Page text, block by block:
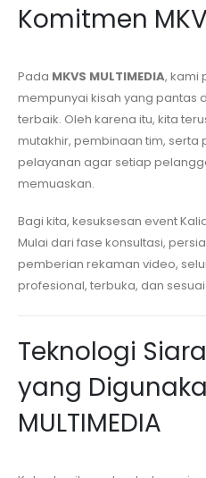
Komitmen
Pada MKVS MULTIMEDIA, kami
mempunyai kisah yang pantas
terbaik. Oleh karena itu, kita
mutakhir, pembinaan tim, serta
pelayanan agar setiap
memuaskan.
Bagi kita, kesuksesan event
Mulai dari fase konsultasi,
pemberian rekaman video,
profesional, terbuka, dan
Teknologi
yang
MULTIMEDIA